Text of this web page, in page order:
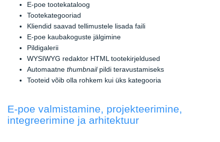
E-poe tootekataloog
Tootekategooriad
Kliendid saavad tellimustele lisada faili
E-poe kaubakoguste jälgimine
Pildigalerii
WYSIWYG redaktor HTML tootekirjeldused
Automaatne thumbnailpildi teravustamiseks
Tooteid võib olla rohkem kui üks kategooria
E-poe valmistamine, projekteerimine,
integreerimine ja arhitektuur